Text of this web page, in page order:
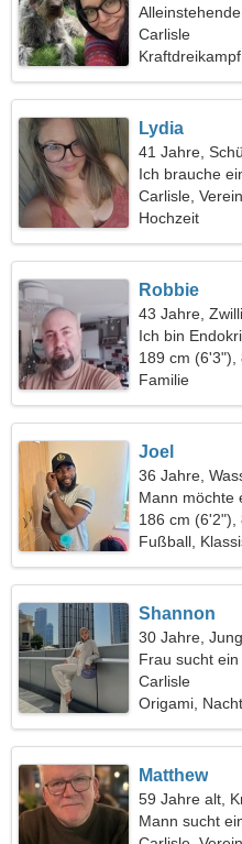
Carlisle
Lydia
41 Jahre,
Ich brauche
Carlisle,
Hochzeit
Robbie
43 Jahre,
Ich bin
Frau
189 cm (6'3"),
Familie
Joel
36 Jahre,
Mann möchte
186 cm (6'2"),
Fußball,
Shannon
30 Jahre,
Frau sucht
Carlisle
Origami,
Matthew
59 Jahre alt,
Mann sucht